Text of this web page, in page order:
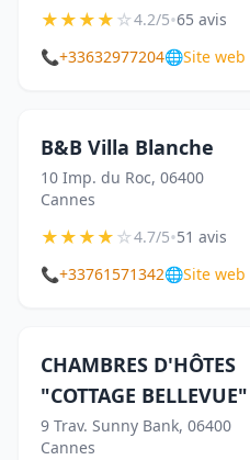
★★★★☆4.2/5•65 avis
📞+33632977204🌐Site web
B&B Villa Blanche
10 Imp. du Roc, 06400
Cannes
★★★★☆4.7/5•51 avis
📞+33761571342🌐Site web
CHAMBRES D'HÔTES
"COTTAGE BELLEVUE"
9 Trav. Sunny Bank, 06400
Cannes